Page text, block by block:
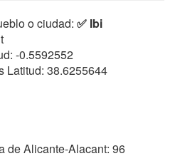
o ciudad: ✅ Ibi
-0.5592552
Latitud: 38.6255644
de Alicante-Alacant: 96